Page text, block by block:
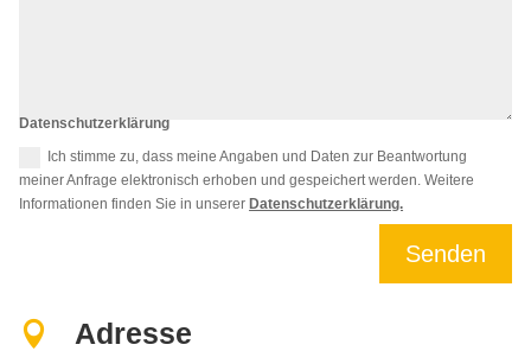
Datenschutzerklärung
Ich stimme zu, dass meine Angaben und Daten zur Beantwortung
meiner Anfrage elektronisch erhoben und gespeichert werden. Weitere
Informationen finden Sie in unserer Datenschutzerklärung.
Senden
 Adresse